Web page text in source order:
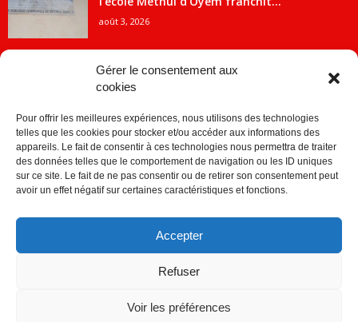
Gérer le consentement aux
cookies
Pour offrir les meilleures expériences, nous utilisons des technologies
telles que les cookies pour stocker et/ou accéder aux informations des
appareils. Le fait de consentir à ces technologies nous permettra de traiter
des données telles que le comportement de navigation ou les ID uniques
sur ce site. Le fait de ne pas consentir ou de retirer son consentement peut
avoir un effet négatif sur certaines caractéristiques et fonctions.
Accepter
Refuser
Voir les préférences
août 3, 2026
ACTUALITES
Economie 2091
1840
Société
Sport 859